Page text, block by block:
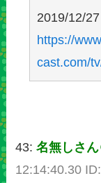
2019/12/
https://
cast.com/
43:名無しさ
12:14:40.30